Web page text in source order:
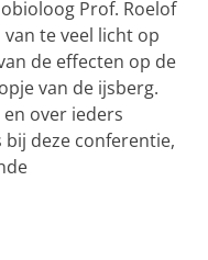
Prof. Roelof
te veel licht op
de effecten op de
van de ijsberg.
over ieders
deze conferentie,